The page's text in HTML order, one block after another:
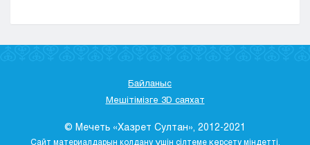
Байланыс
Мешітімізге 3D саяхат
© Мечеть «Хазрет Султан», 2012-2021
Сайт материалдарын қолдану үшін сілтеме көрсету міндетті.